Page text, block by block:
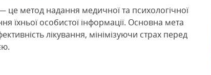
це метод надання медичної та психологічної
їхньої особистої інформації. Основна мета
лікування, мінімізуючи страх перед